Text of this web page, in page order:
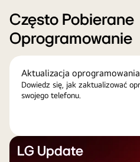
Często Pobierane
Oprogramowanie
Aktualizacja oprogramowania
Dowiedz się, jak zaktualizować
swojego telefonu.
LG Update